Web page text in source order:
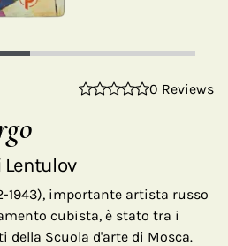
0 Reviews
Lentulov
1943), importante artista russo
cubista, è stato tra i
Scuola d'arte di Mosca.